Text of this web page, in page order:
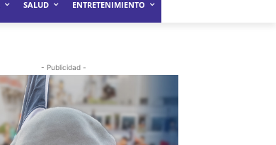
SALUD ENTRETENIMIENTO
- Publicidad -